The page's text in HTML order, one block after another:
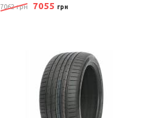
7062 грн 7055 грн